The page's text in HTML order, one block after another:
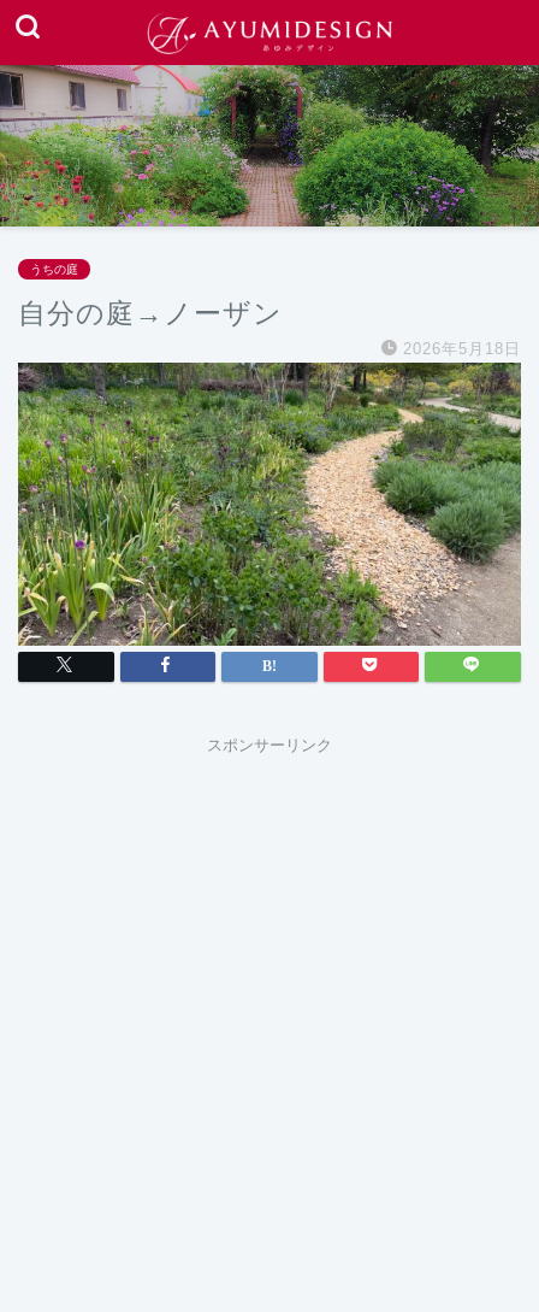
うちの庭
自分の庭→ノーザン
2026年5月18日
スポンサーリンク